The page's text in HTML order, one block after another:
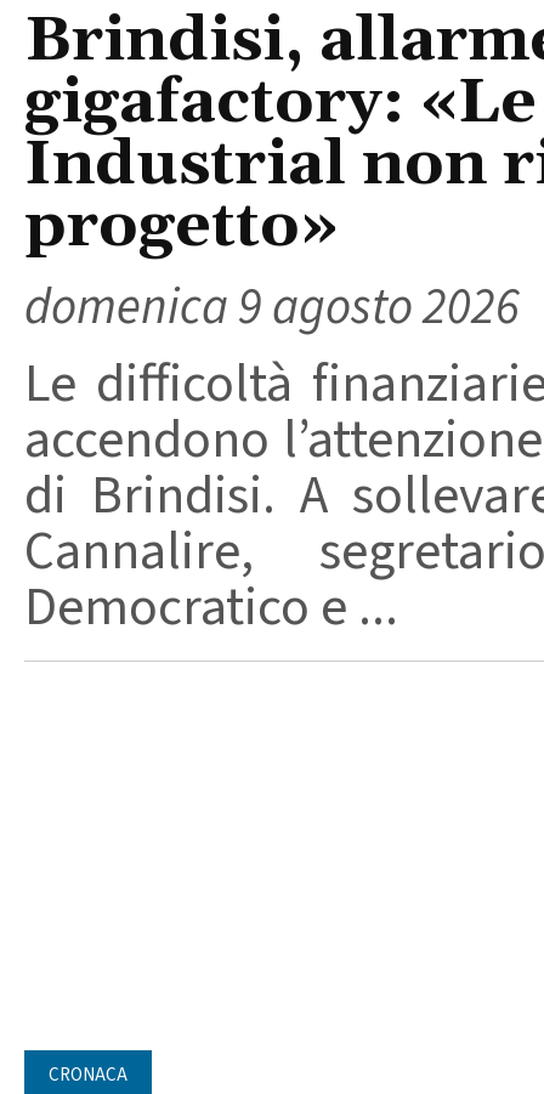
Brindisi,
gigafactory:
Industrial non
progetto»
domenica 9 agosto 2026
Le difficoltà
accendono
di Brindisi. A
Cannalire,
Democratico e ...
CRONACA